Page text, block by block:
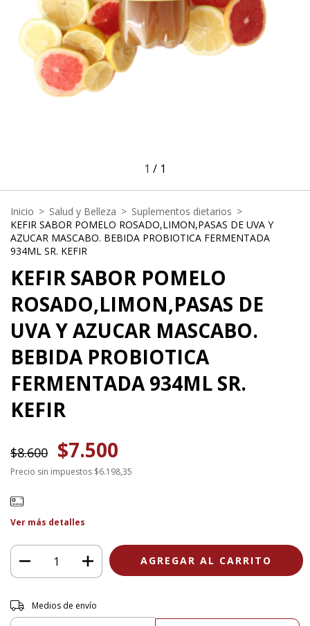
1 / 1
Inicio > Salud y Belleza > Suplementos dietarios >
KEFIR SABOR POMELO ROSADO,LIMON,PASAS DE UVA Y
AZUCAR MASCABO. BEBIDA PROBIOTICA FERMENTADA
934ML SR. KEFIR
KEFIR SABOR POMELO
ROSADO,LIMON,PASAS DE
UVA Y AZUCAR MASCABO.
BEBIDA PROBIOTICA
FERMENTADA 934ML SR.
KEFIR
$8.600 $7.500
Precio sin impuestos $6.198,35
Ver más detalles
Entregas para el CP:
Medios de envío